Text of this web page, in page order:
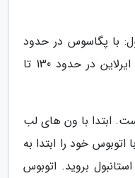
با پگاسوس در حدود
95 تا 160 هزار تومان و با ترکیش ایرلاین در حدود 130 تا
ابتدا با ون های لب
خود را ابتدا به
بروید. اتوبوس